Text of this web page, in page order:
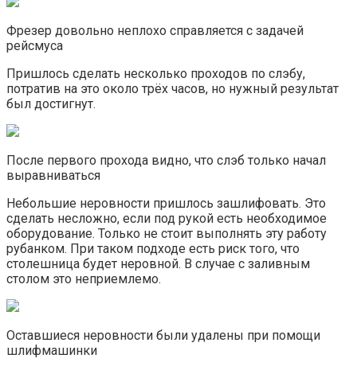
Фрезер довольно неплохо справляется с задачей
рейсмуса
Пришлось сделать несколько проходов по слэбу,
потратив на это около трёх часов, но нужный результат
был достигнут.
После первого прохода видно, что слэб только начал
выравниваться
Небольшие неровности пришлось зашлифовать. Это
сделать несложно, если под рукой есть необходимое
оборудование. Только не стоит выполнять эту работу
рубанком. При таком подходе есть риск того, что
столешница будет неровной. В случае с заливным
столом это неприемлемо.
Оставшиеся неровности были удалены при помощи
шлифмашинки